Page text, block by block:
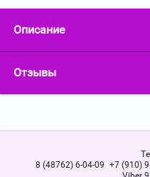
Описание
Отзывы
8 (48762) 6-04-09 +7 (910)